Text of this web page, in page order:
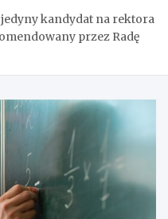
kandydat na rektora
przez Radę